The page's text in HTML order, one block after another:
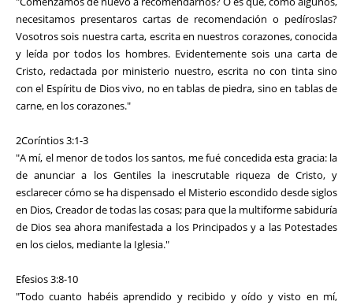
necesitamos presentaros cartas de recomendación o pedíroslas?
Vosotros sois nuestra carta, escrita en nuestros corazones, conocida
y leída por todos los hombres. Evidentemente sois una carta de
Cristo, redactada por ministerio nuestro, escrita no con tinta sino
con el Espíritu de Dios vivo, no en tablas de piedra, sino en tablas de
carne, en los corazones."
2Coríntios 3:1-3
"A mí, el menor de todos los santos, me fué concedida esta gracia: la
de anunciar a los Gentiles la inescrutable riqueza de Cristo, y
esclarecer cómo se ha dispensado el Misterio escondido desde siglos
en Dios, Creador de todas las cosas; para que la multiforme sabiduría
de Dios sea ahora manifestada a los Principados y a las Potestades
en los cielos, mediante la Iglesia."
Efesios 3:8-10
"Todo cuanto habéis aprendido y recibido y oído y visto en mí,